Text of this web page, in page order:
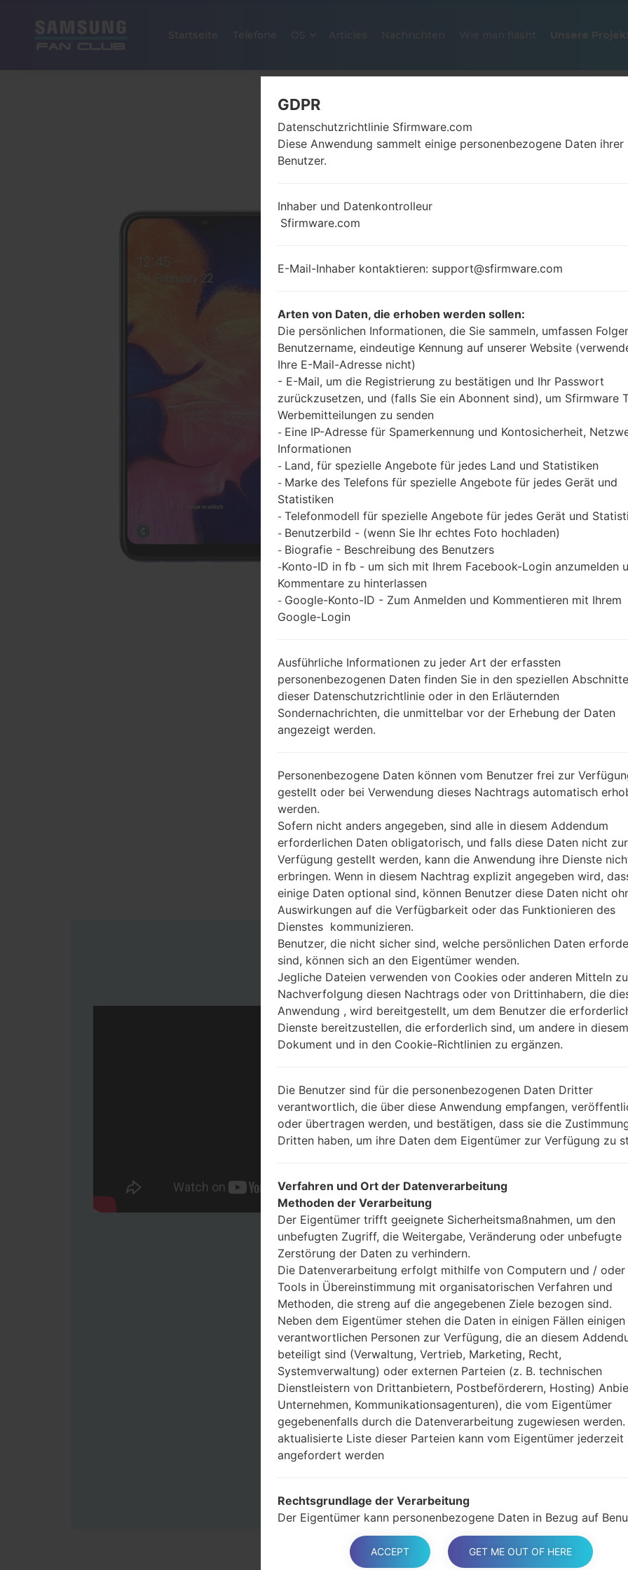
Nachrichten Wie man flasht Unsere
OFFIZIELLER FIRMWARE
Galaxy A10 2019
Laden Sie das neueste Firmware-Update für
Sie jedoch nicht zu überprüfen, ob die
SM-A105F entspricht. Der Firmware-Code NPB
Version A105FDDU3ASK1 und CSC-Version
geliefert. Die Betriebssystemversion der
Anleitung, wie man die Standart - Firmware auf
DATEINAME
zia58u9g_fac
OS Android Pie 9
CSC AUSFÜHRUNG A105FODM3ASK1
REGION
1.ÜBERPRÜFEN SIE AUF RECAPTCHA
Anleitung
Laden Sie auf Ihren
Dann laden Sie die
Sie sie.
AP: „System &
CP: „Modem &
CSC_***: „Country
HOME_CSC_***:
Wenn Sie das
CSC_***, in einem
Ihre Daten zu
Modus. Alle
Halten Sie die
gedrückt.
Halten Sie Lauter-
Sie das Telefon mit
Halten Sie die
Schließen Sie das
und Bixbi-Tasten
Halten Sie die
Dann schließen Sie
Odin erkennt Ihr
GDPR
Datenschutzrichtlinie Sfirmware.com
Diese Anwendung sammelt einige personenbezogene Daten ihrer
Benutzer.
Inhaber und Datenkontrolleur
Sfirmware.com
E-Mail-Inhaber kontaktieren: support@sfirmware.com
Arten von Daten, die erhoben werden sollen:
Die persönlichen Informationen, die Sie sammeln, umfassen
Benutzername, eindeutige Kennung auf unserer Website
Ihre E-Mail-Adresse nicht)
- E-Mail, um die Registrierung zu bestätigen und Ihr Passwort
zurückzusetzen, und (falls Sie ein Abonnent sind), um Sfirmware
Werbemitteilungen zu senden
- Eine IP-Adresse für Spamerkennung und Kontosicherheit,
Informationen
- Land, für spezielle Angebote für jedes Land und Statistiken
- Marke des Telefons für spezielle Angebote für jedes Gerät und
Statistiken
- Telefonmodell für spezielle Angebote für jedes Gerät und
- Benutzerbild - (wenn Sie Ihr echtes Foto hochladen)
- Biografie - Beschreibung des Benutzers
-Konto-ID in fb - um sich mit Ihrem Facebook-Login anzumelden
Kommentare zu hinterlassen
- Google-Konto-ID - Zum Anmelden und Kommentieren mit Ihrem
Google-Login
Ausführliche Informationen zu jeder Art der erfassten
personenbezogenen Daten finden Sie in den speziellen
dieser Datenschutzrichtlinie oder in den Erläuternden
Sondernachrichten, die unmittelbar vor der Erhebung der Daten
angezeigt werden.
Personenbezogene Daten können vom Benutzer frei zur
gestellt oder bei Verwendung dieses Nachtrags automatisch
werden.
Sofern nicht anders angegeben, sind alle in diesem Addendum
erforderlichen Daten obligatorisch, und falls diese Daten nicht zur
Verfügung gestellt werden, kann die Anwendung ihre Dienste
erbringen. Wenn in diesem Nachtrag explizit angegeben wird,
einige Daten optional sind, können Benutzer diese Daten nicht
Auswirkungen auf die Verfügbarkeit oder das Funktionieren des
Dienstes kommunizieren.
Benutzer, die nicht sicher sind, welche persönlichen Daten
sind, können sich an den Eigentümer wenden.
Jegliche Dateien verwenden von Cookies oder anderen Mitteln
Nachverfolgung diesen Nachtrags oder von Drittinhabern, die
Anwendung , wird bereitgestellt, um dem Benutzer die
Dienste bereitzustellen, die erforderlich sind, um andere in diesem
Dokument und in den Cookie-Richtlinien zu ergänzen.
Die Benutzer sind für die personenbezogenen Daten Dritter
verantwortlich, die über diese Anwendung empfangen,
oder übertragen werden, und bestätigen, dass sie die
Dritten haben, um ihre Daten dem Eigentümer zur Verfügung zu
Verfahren und Ort der Datenverarbeitung
Methoden der Verarbeitung
Der Eigentümer trifft geeignete Sicherheitsmaßnahmen, um den
unbefugten Zugriff, die Weitergabe, Veränderung oder unbefugte
Zerstörung der Daten zu verhindern.
Die Datenverarbeitung erfolgt mithilfe von Computern und / oder
Tools in Übereinstimmung mit organisatorischen Verfahren und
Methoden, die streng auf die angegebenen Ziele bezogen sind.
Neben dem Eigentümer stehen die Daten in einigen Fällen einigen
verantwortlichen Personen zur Verfügung, die an diesem
beteiligt sind (Verwaltung, Vertrieb, Marketing, Recht,
Systemverwaltung) oder externen Parteien (z. B. technischen
Dienstleistern von Drittanbietern, Postbeförderern, Hosting)
Unternehmen, Kommunikationsagenturen), die vom Eigentümer
gegebenenfalls durch die Datenverarbeitung zugewiesen werden.
aktualisierte Liste dieser Parteien kann vom Eigentümer jederzeit
angefordert werden
Rechtsgrundlage der Verarbeitung
Der Eigentümer kann personenbezogene Daten in Bezug auf
verarbeiten, wenn eine der folgenden Bedingungen zutrifft:
Benutzer haben ihre Zustimmung zu einem oder mehreren
ACCEPT GET ME OUT OF HERE